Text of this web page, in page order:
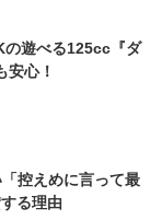
の遊べる125cc『ダ
安心！
控えめに言って最
る理由